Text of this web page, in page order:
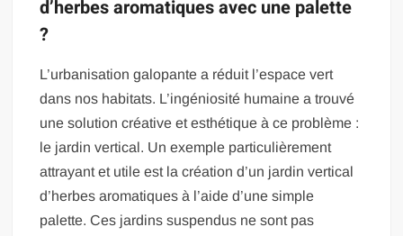
d’herbes aromatiques avec une palette
?
L’urbanisation galopante a réduit l’espace vert
dans nos habitats. L’ingéniosité humaine a trouvé
une solution créative et esthétique à ce problème :
le jardin vertical. Un exemple particulièrement
attrayant et utile est la création d’un jardin vertical
d’herbes aromatiques à l’aide d’une simple
palette. Ces jardins suspendus ne sont pas